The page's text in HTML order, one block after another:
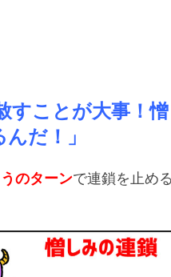
すことが大事！
だ！」
のターンで連鎖を止め